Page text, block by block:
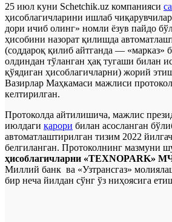
25 июл куни Schetchik.uz компанияси
ҳисоблагичларини ишлаб
дори ичиб олинг» номли ёзув пайдо
ҳисобини назорат қилишда
(соддароқ қилиб айтганда — «марказ»
олдиндан тўланган ҳақ тугаши билан
қўядиган ҳисоблагичларни) жорий
Вазирлар Маҳкамаси мажлиси
келтирилган.
Протоколда айтилишича, мажлис
июлдаги қарори билан асосланган
автоматлаштирилган тизим 2022
белгиланган. Протоколнинг мазмуни
ҳисоблагичларни «TEXNOPARK»
Миллий банк ва «Узтрансгаз»
бир неча йилдан сўнг ўз ниҳоясига